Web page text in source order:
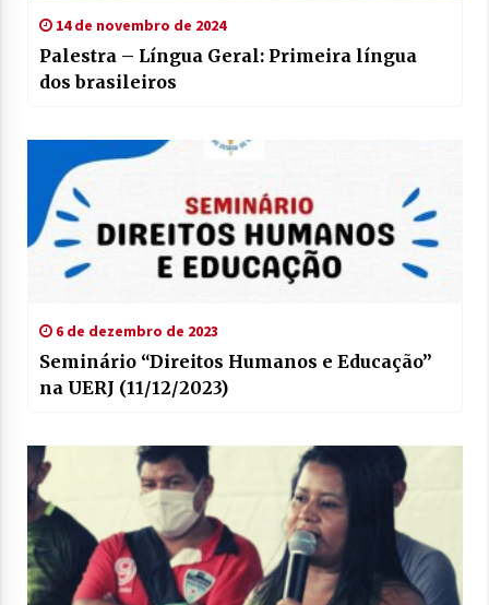
14 de novembro de 2024
Palestra – Língua Geral: Primeira língua
dos brasileiros
6 de dezembro de 2023
Seminário “Direitos Humanos e Educação”
na UERJ (11/12/2023)